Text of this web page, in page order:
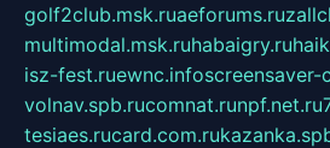
golf2club.msk.ruaeforums.ru
multimodal.msk.ruhabaigry.ru
isz-fest.ruewnc.infoscreensaver-
volnav.spb.rucomnat.runpf.net.ru
tesiaes.rucard.com.ru